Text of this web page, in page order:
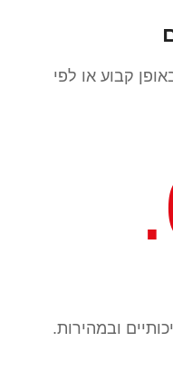
קבוע או לפי
ובמהירות.